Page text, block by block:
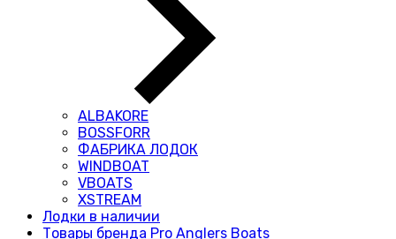
ALBAKORE
BOSSFORR
ФАБРИКА ЛОДОК
WINDBOAT
VBOATS
XSTREAM
Лодки в наличии
Товары бренда Pro Anglers Boats